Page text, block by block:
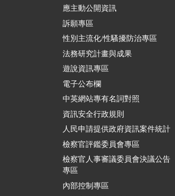
應主動公開資訊
訴願專區
性別主流化/性騷擾防治專區
法務研究計畫與成果
遊說資訊專區
電子公布欄
中英網站專有名詞對照
資訊安全行政規則
人民申請提供政府資訊案件統計
檢察官評鑑委員會專區
檢察官人事審議委員會決議公告
專區
內部控制專區